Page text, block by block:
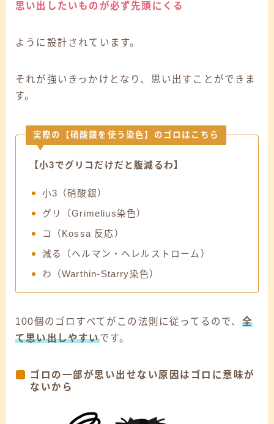
思い出したいものが必ず先頭にくる
ように設計されています。
それが強いきっかけとなり、思い出すことができま
す。
実際の【硝酸銀を使う染色】のゴロはこちら
【小3でグリコだけだと腹減るわ】
小3（硝酸銀）
グリ（Grimelius染色）
コ（Kossa 反応）
減る（ヘルマン・ヘレルストローム）
わ（Warthin-Starry染色）
100個のゴロすべてがこの法則に従ってるので、 全
て思い出しやすいです。
ゴロの一部が思い出せない原因はゴロに意味が
ないから